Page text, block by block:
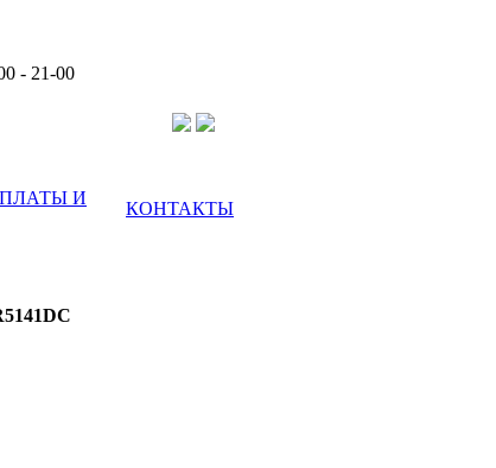
- 21-00
И
КОНТАКТЫ